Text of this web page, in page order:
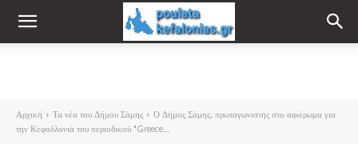
Αρχική Τα νέα του Δήμου Σάμης
Ο Δήμος Σάμης, πρωταγωνιστής στο αφιέρωμα για
την Κεφαλλονιά του περιοδικού "Greece...